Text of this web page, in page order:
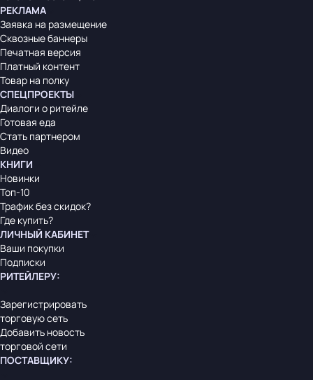
РЕКЛАМА
Заявка на размещение
Сквозные баннеры
Печатная версия
Платный контент
Товар на полку
СПЕЦПРОЕКТЫ
Диалоги о ритейле
Готовая еда
Стать партнером
Видео
КНИГИ
Новинки
Топ-10
Трафик без скидок?
Где купить?
ЛИЧНЫЙ КАБИНЕТ
Ваши покупки
Подписки
РИТЕЙЛЕРУ:
Зарегистрировать
торговую сеть
Добавить новость
торговой сети
ПОСТАВЩИКУ: